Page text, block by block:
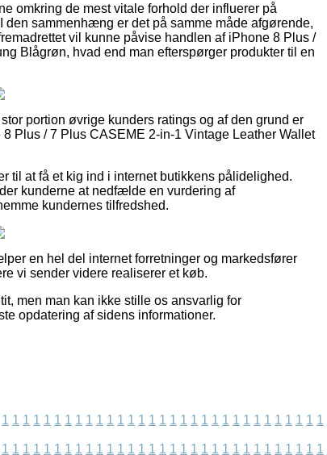
omkring de mest vitale forhold der influerer på
sammenhæng er det på samme måde afgørende,
vil kunne påvise handlen af iPhone 8 Plus /
Blågrøn, hvad end man efterspørger produkter til en
portion øvrige kunders ratings og af den grund er
Plus / 7 Plus CASEME 2-in-1 Vintage Leather Wallet
til at få et kig ind i internet butikkens pålidelighed.
kunderne at nedfælde en vurdering af
kundernes tilfredshed.
en hel del internet forretninger og markedsfører
vi sender videre realiserer et køb.
men man kan ikke stille os ansvarlig for
opdatering af sidens informationer.
1 1 1 1 1 1 1 1 1 1 1 1 1 1 1 1 1 1 1 1 1 1 1 1 1 1 1 1 1 1 1
1 1 1 1 1 1 1 1 1 1 1 1 1 1 1 1 1 1 1 1 1 1 1 1 1 1 1 1 1 1 1